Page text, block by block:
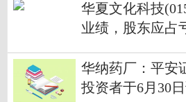
华夏文化科技
业绩，股东应占
华纳药厂：平安
投资者于6月30